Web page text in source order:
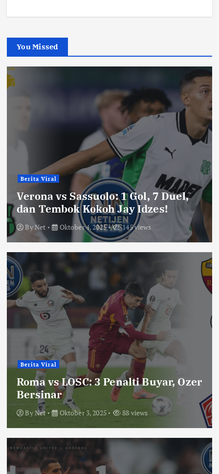
You Missed
Berita Viral
Verona vs Sassuolo: 1 Gol, 7 Duel,
dan Tembok Kokoh Jay Idzes!
ByNet Oktober 4, 2025 145 views
Berita Viral
Roma vs LOSC: 3 Penalti Buyar, Ozer
Bersinar
ByNet Oktober 3, 2025 88 views